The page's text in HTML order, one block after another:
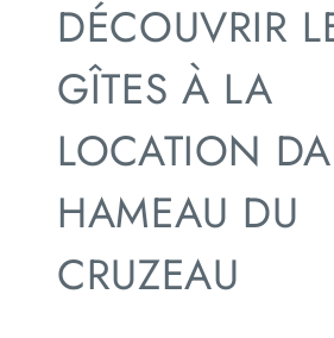
DÉCOUVRIR
GÎTES À LA
LOCATION
HAMEAU DU
CRUZEAU